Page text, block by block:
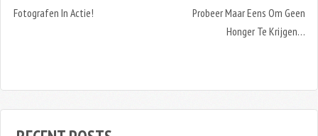
Fotografen In Actie!
Probeer Maar Eens Om Geen
Honger Te Krijgen…